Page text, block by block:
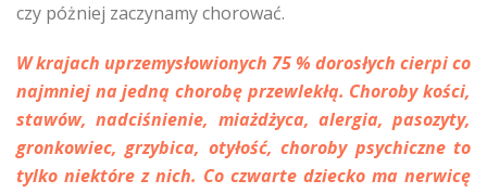
czy póżniej zaczynamy chorować.
W krajach uprzemysłowionych 75 % dorosłych cierpi co
najmniej na jedną chorobę przewlekłą. Choroby kości,
stawów, nadciśnienie, miażdżyca, alergia, pasozyty,
gronkowiec, grzybica, otyłość, choroby psychiczne to
tylko niektóre z nich. Co czwarte dziecko ma nerwicę